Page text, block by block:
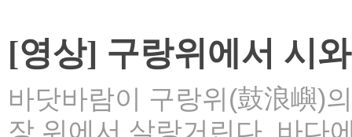
[영상] 구랑위에서 시
바닷바람이 구랑위(鼓浪嶼)
장 위에서 살랑거린다. 바다